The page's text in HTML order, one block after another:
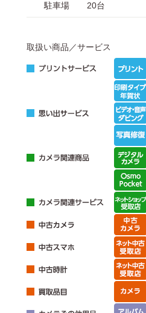
駐車場
20台
取扱い商品／サービス